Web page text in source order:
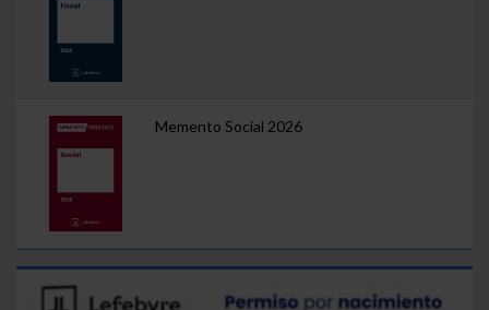
Memento Social 2026